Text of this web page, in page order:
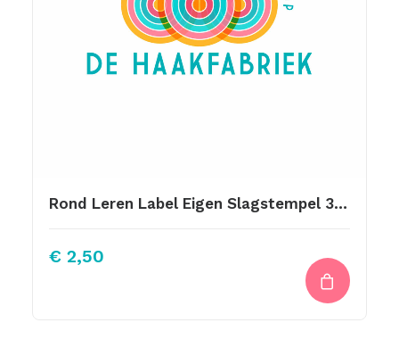
Rond Leren Label Eigen Slagstempel 35mm
€ 2,50